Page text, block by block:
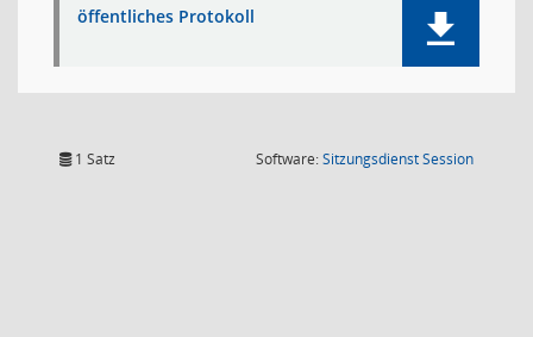
öffentliches Protokoll
1 Satz Software:SitzungsdienstSession(Wird in